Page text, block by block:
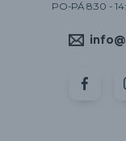
PO-PÁ 8:30 -